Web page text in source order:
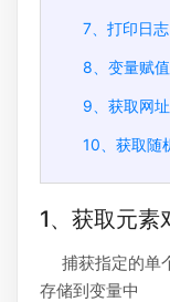
7、打印日志
8、变量赋值
9、获取网址
10、获取随
1、获取元素
捕获指定的单
存储到变量中